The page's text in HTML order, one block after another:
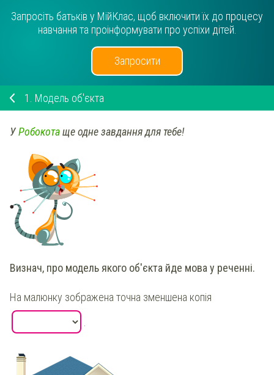
Запросіть батьків у МійКлас, щоб включити їх до процесу
навчання та проінформувати про успіхи дітей.
Запросити
1. Модель об'єкта
УРобокотаще одне завдання для тебе!
Визнач, про модель якого об'єкта йде мова у реченні.
На малюнку зображена точна зменшена копія